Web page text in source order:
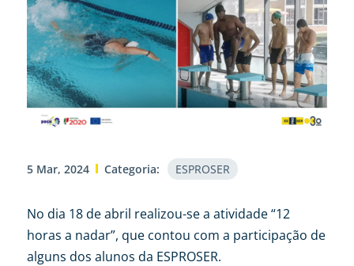
5 Mar, 2024 Categoria: ESPROSER
No dia 18 de abril realizou-se a atividade “12
horas a nadar”, que contou com a participação de
alguns dos alunos da ESPROSER.